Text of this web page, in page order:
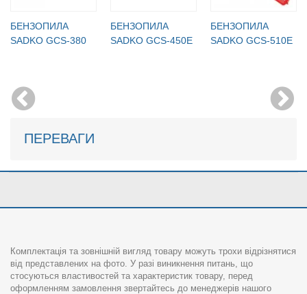
БЕНЗОПИЛА
SADKO GCS-380
БЕНЗОПИЛА
SADKO GCS-450E
БЕНЗОПИЛА
SADKO GCS-510E
ПЕРЕВАГИ
Комплектація та зовнішній вигляд товару можуть трохи відрізнятися
від представлених на фото. У разі виникнення питань, що
стосуються властивостей та характеристик товару, перед
оформленням замовлення звертайтесь до менеджерів нашого